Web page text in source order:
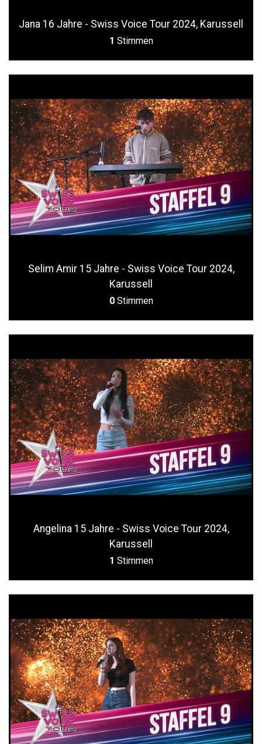
Jana 16 Jahre - Swiss Voice Tour 2024, Karussell
1 Stimmen
Selim Amir 15 Jahre - Swiss Voice Tour 2024,
Karussell
0 Stimmen
Angelina 15 Jahre - Swiss Voice Tour 2024,
Karussell
1 Stimmen